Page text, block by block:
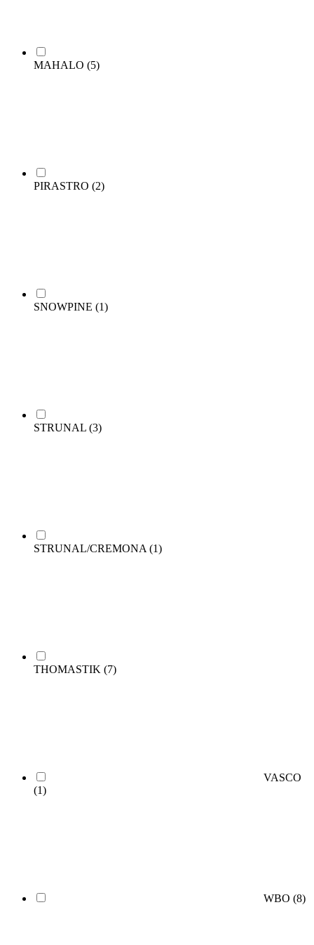
MAHALO (5)
PIRASTRO (2)
SNOWPINE (1)
STRUNAL (3)
STRUNAL/CREMONA (1)
THOMASTIK (7)
VASCO
(1)
WBO (8)